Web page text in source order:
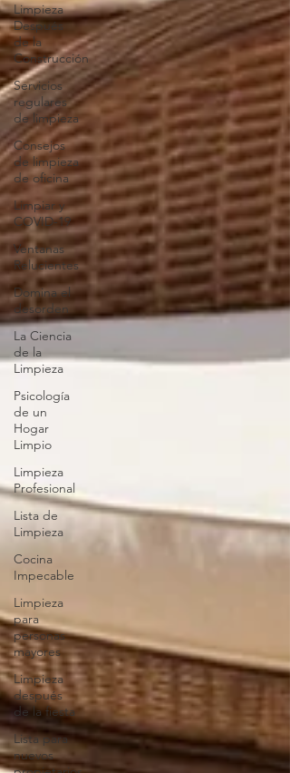
Limpieza
Después
de la
Construcción
Servicios
regulares
de limpieza
Consejos
de limpieza
de oficina
Limpiar y
COVID-19
Ventanas
Relucientes
Domina el
desorden
La Ciencia
de la
Limpieza
Psicología
de un
Hogar
Limpio
Limpieza
Profesional
Lista de
Limpieza
Cocina
Impecable
Limpieza
para
personas
mayores
Limpieza
después
de la fiesta
Lista para
nuevos